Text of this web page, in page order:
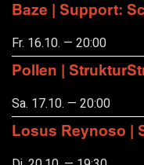
Baze | Support:
Fr. 16.10. — 20:00
Pollen |
Sa. 17.10. — 20:00
Losus Reynoso |